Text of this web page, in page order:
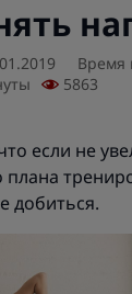
Время
5863
если не
плана
добиться.